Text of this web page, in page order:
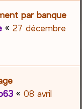
par banque
«27 décembre
«08 avril